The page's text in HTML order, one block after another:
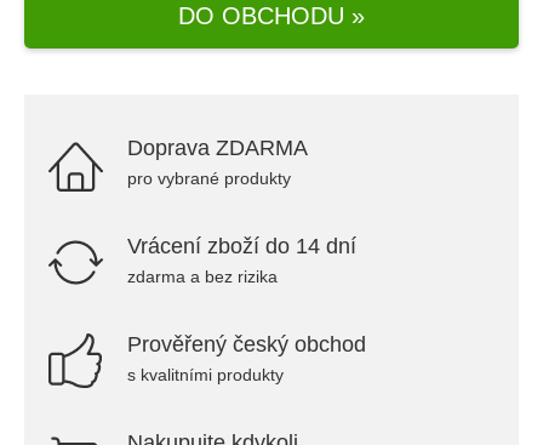
DO OBCHODU »
Doprava ZDARMA
pro vybrané produkty
Vrácení zboží do 14 dní
zdarma a bez rizika
Prověřený český obchod
s kvalitními produkty